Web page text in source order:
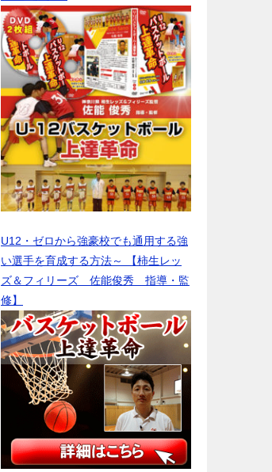
U12・ゼロから強豪校でも通用する強
い選手を育成する方法～ 【柿生レッ
ズ＆フィリーズ 佐能俊秀 指導・監
修】